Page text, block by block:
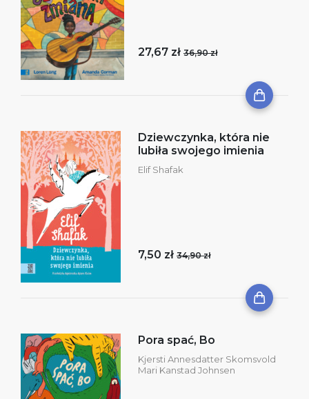
27,67 zł 36,90 zł
Dziewczynka, która nie
lubiła swojego imienia
Elif Shafak
7,50 zł 34,90 zł
Pora spać, Bo
Kjersti Annesdatter Skomsvold
Mari Kanstad Johnsen